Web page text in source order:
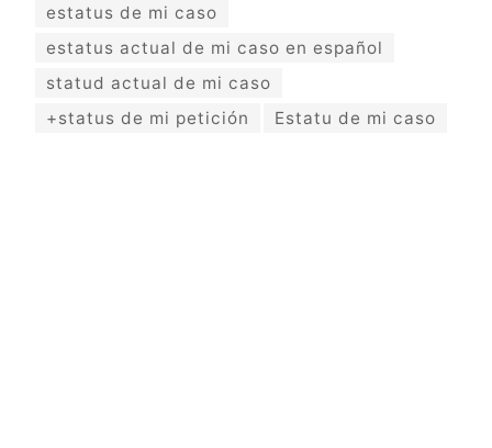
estatus de mi caso
estatus actual de mi caso en español
statud actual de mi caso
+status de mi petición
Estatu de mi caso